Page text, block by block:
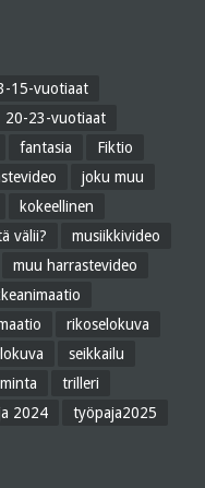
15-vuotiaat
20-23-vuotiaat
fantasia
Fiktio
joku muu
kokeellinen
välii?
musiikkivideo
muu harrastevideo
rikoselokuva
seikkailu
trilleri
2024
työpaja2025